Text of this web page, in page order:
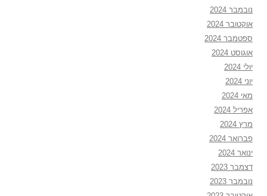
נובמבר 2024
אוקטובר 2024
ספטמבר 2024
אוגוסט 2024
יולי 2024
יוני 2024
מאי 2024
אפריל 2024
מרץ 2024
פברואר 2024
ינואר 2024
דצמבר 2023
נובמבר 2023